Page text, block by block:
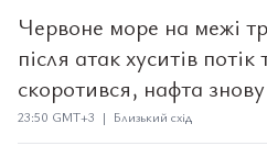
Червоне море на межі
після атак хуситів потік
скоротився, нафта
23:50 GMT+3 | Близький схід